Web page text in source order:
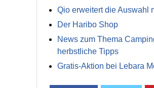
Qio erweitert die Auswahl
Der Haribo Shop
News zum Thema
herbstliche Tipps
Gratis-Aktion bei Lebara